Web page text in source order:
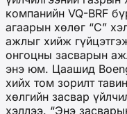
компанийн VQ-BRF
агаарын хөлөг “С”
ажлыг хийж
онгоцны засварын
энэ юм. Цаашид
хийх том зорилт
хөлгийн засвар
хэллээ. “Энэ